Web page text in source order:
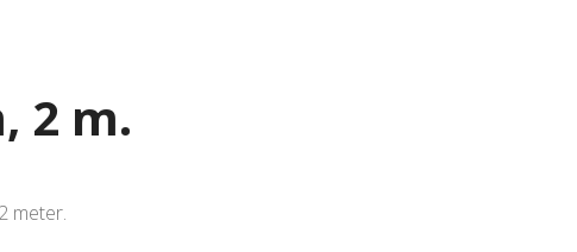
2 m.
meter.